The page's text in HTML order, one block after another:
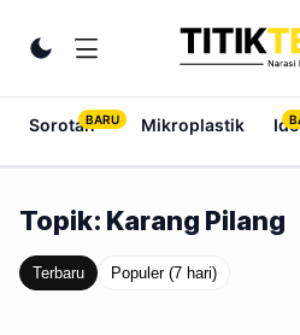
Ubah tema
Sorotan Mikroplastik Ide
Topik: Karang Pilang
Terbaru Populer (7 hari)